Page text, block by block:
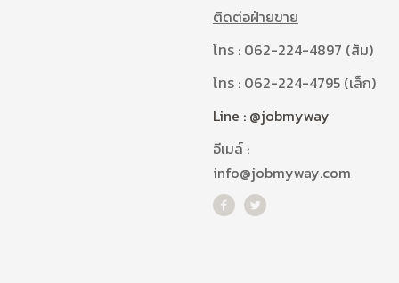
ติดต่อฝ่ายขาย
โทร : 062-224-4897 (ส้ม)
โทร : 062-224-4795 (เล็ก)
Line : @jobmyway
อีเมล์ :
info@jobmyway.com